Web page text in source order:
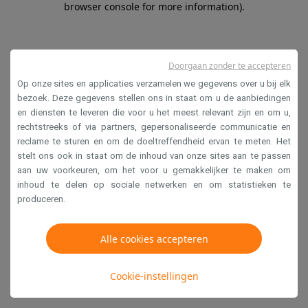
browser console for more information).
Op onze sites en applicaties verzamelen we gegevens over u bij elk
bezoek. Deze gegevens stellen ons in staat om u de aanbiedingen
en diensten te leveren die voor u het meest relevant zijn en om u,
rechtstreeks of via partners, gepersonaliseerde communicatie en
reclame te sturen en om de doeltreffendheid ervan te meten. Het
stelt ons ook in staat om de inhoud van onze sites aan te passen
aan uw voorkeuren, om het voor u gemakkelijker te maken om
inhoud te delen op sociale netwerken en om statistieken te
produceren.
Alle cookies accepteren
Cookie-instellingen
Doorgaan zonder te accepteren